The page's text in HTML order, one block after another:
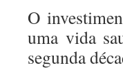
O
uma vida
segunda